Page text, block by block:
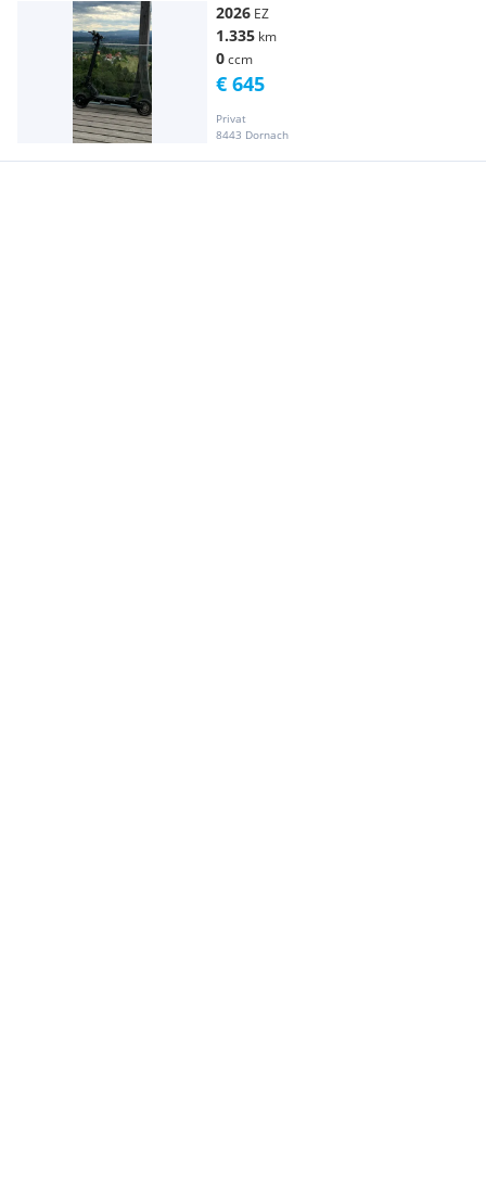
2026 EZ
1.335 km
0ccm
Privat
8443 Dornach
€ 645